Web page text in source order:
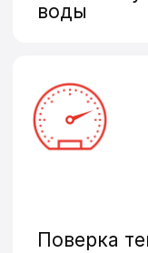
Оставить заявку